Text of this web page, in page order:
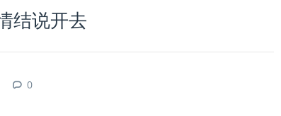
结说开去
0